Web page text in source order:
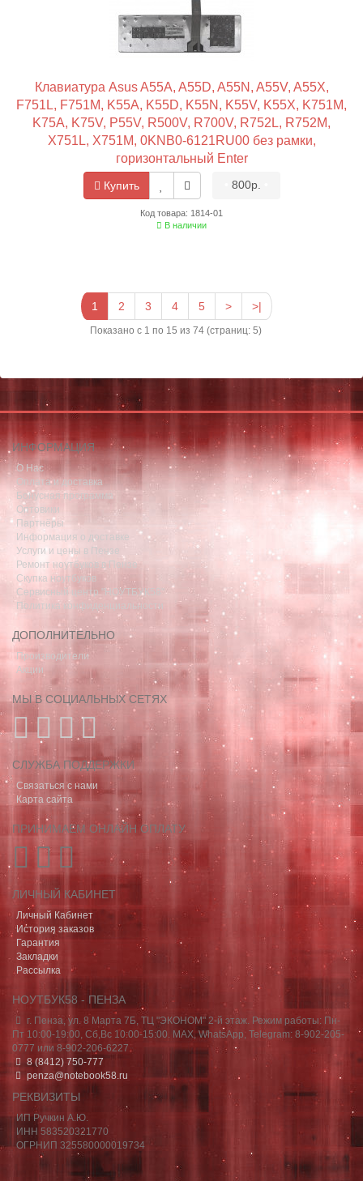
Клавиатура Asus A55A, A55D, A55N, A55V, A55X,
F751L, F751M, K55A, K55D, K55N, K55V, K55X, K751M,
K75A, K75V, P55V, R500V, R700V, R752L, R752M,
X751L, X751M, 0KNB0-6121RU00 без рамки,
горизонтальный Enter
Купить 800р.
Код товара: 1814-01
В наличии
1 2 3 4 5 > >|
Показано с 1 по 15 из 74 (страниц: 5)
ИНФОРМАЦИЯ
О Нас
Оплата и доставка
Бонусная программа
Оптовики
Партнёры
Информация о доставке
Услуги и цены в Пензе
Ремонт ноутбуков в Пензе
Скупка ноутбуков
Сервисный центр "НОУТБУК58"
Политика конфиденциальности
ДОПОЛНИТЕЛЬНО
Производители
Акции
МЫ В СОЦИАЛЬНЫХ СЕТЯХ
СЛУЖБА ПОДДЕРЖКИ
Связаться с нами
Карта сайта
ПРИНИМАЕМ ОНЛАЙН ОПЛАТУ
ЛИЧНЫЙ КАБИНЕТ
Личный Кабинет
История заказов
Гарантия
Закладки
Рассылка
НОУТБУК58 - ПЕНЗА
г. Пенза, ул. 8 Марта 7Б, ТЦ "ЭКОНОМ" 2-й этаж. Режим работы: Пн-
Пт 10:00-19:00, Сб,Вс 10:00-15:00. MAX, WhatsApp, Telegram: 8-902-205-
0777 или 8-902-206-6227
8 (8412) 750-777
penza@notebook58.ru
РЕКВИЗИТЫ
ИП Ручкин А.Ю.
ИНН 583520321770
ОГРНИП 325580000019734